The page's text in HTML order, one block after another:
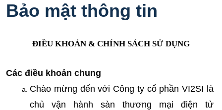
Bảo mật thông tin
ĐIỀU KHOẢN & CHÍNH SÁCH SỬ DỤNG
Các điều khoản chung
Chào mừng đến với Công ty cổ phần VI2SI là
chủ vận hành sàn thương mại điện tử